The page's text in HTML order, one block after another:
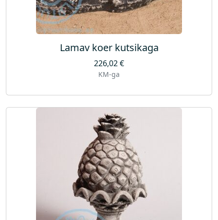
Lamav koer kutsikaga
226,02€
KM-ga